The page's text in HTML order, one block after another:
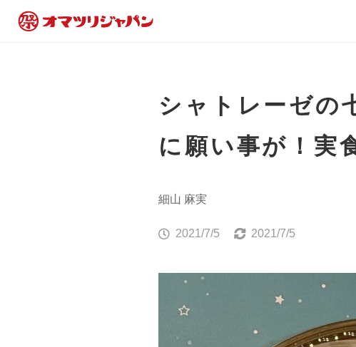
シャトレーゼの
に願い事が！実
細山 麻実
2021/7/5 2021/7/5